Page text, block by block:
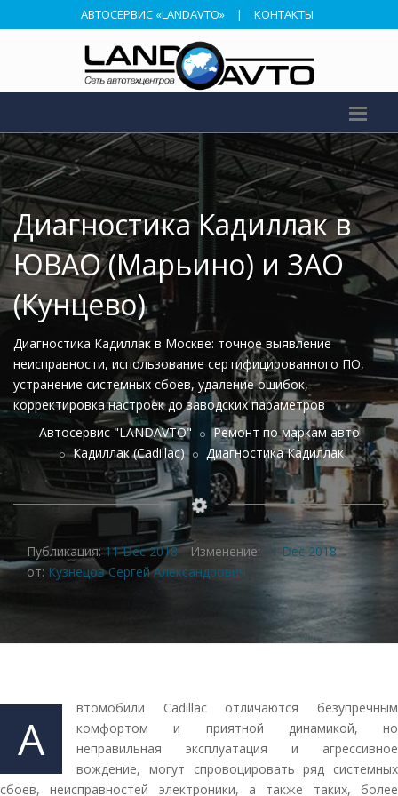
АВТОСЕРВИС «LANDAVTO» | КОНТАКТЫ
Диагностика Кадиллак в
ЮВАО (Марьино) и ЗАО
(Кунцево)
Диагностика Кадиллак в Москве: точное выявление
неисправности, использование сертифицированного ПО,
устранение системных сбоев, удаление ошибок,
корректировка настроек до заводских параметров
Автосервис "LANDAVTO"
Ремонт по маркам авто
Кадиллак (Cadillac)
Диагностика Кадиллак
Публикация: 11 Dec 2018 Изменение: 11 Dec 2018
от: Кузнецов Сергей Александрович
А
втомобили Cadillac отличаются безупречным
комфортом и приятной динамикой, но
неправильная эксплуатация и агрессивное
вождение, могут спровоцировать ряд системных
сбоев, неисправностей электроники, а также таких, более